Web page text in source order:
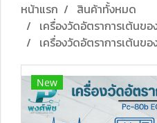
หน้าแรก
สินค้าทั้งหมด
เครื่องวัดอัตราการเต้นขอ
เครื่องวัดอัตราการเต้นข
New